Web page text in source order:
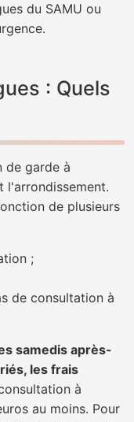
du SAMU ou
: Quels
de garde à
l'arrondissement.
de plusieurs
;
de consultation à
samedis après-
les frais
à
au moins. Pour